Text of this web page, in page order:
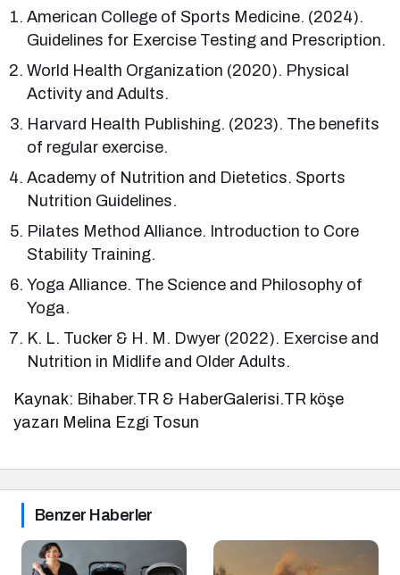
American College of Sports Medicine. (2024).
Guidelines for Exercise Testing and Prescription.
World Health Organization (2020). Physical
Activity and Adults.
Harvard Health Publishing. (2023). The benefits
of regular exercise.
Academy of Nutrition and Dietetics. Sports
Nutrition Guidelines.
Pilates Method Alliance. Introduction to Core
Stability Training.
Yoga Alliance. The Science and Philosophy of
Yoga.
K. L. Tucker & H. M. Dwyer (2022). Exercise and
Nutrition in Midlife and Older Adults.
Kaynak: Bihaber.TR & HaberGalerisi.TR köşe
yazarı Melina Ezgi Tosun
Benzer Haberler